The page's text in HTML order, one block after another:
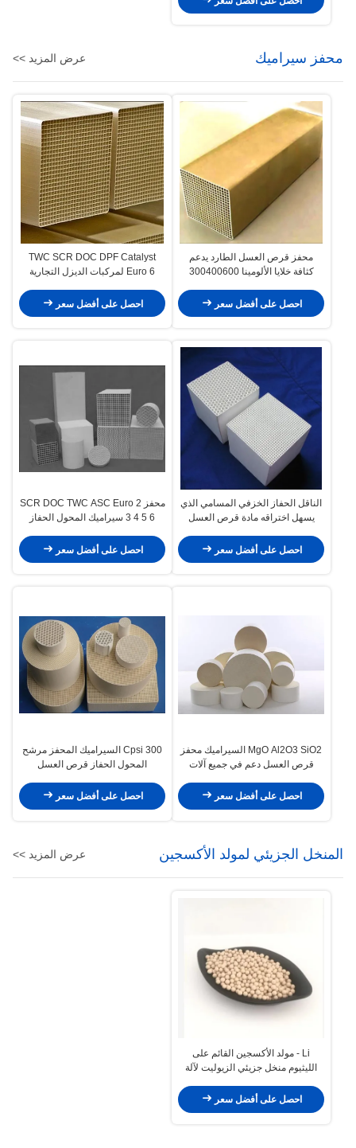
محفز سيراميك عرض المزيد >>
محفز قرص العسل الطارد يدعم
كثافة خلايا الألومينا 300400600
احصل على أفضل سعر
TWC SCR DOC DPF Catalyst
Euro 6 لمركبات الديزل التجارية
احصل على أفضل سعر
الناقل الحفاز الخزفي المسامي الذي
يسهل اختراقه مادة قرص العسل
احصل على أفضل سعر
محفز SCR DOC TWC ASC Euro 2
3 4 5 6 سيراميك المحول الحفاز
احصل على أفضل سعر
MgO Al2O3 SiO2 السيراميك محفز
قرص العسل دعم في جميع آلات
احصل على أفضل سعر
300 Cpsi السيراميك المحفز مرشح
المحول الحفاز قرص العسل
احصل على أفضل سعر
المنخل الجزيئي لمولد الأكسجين عرض المزيد >>
Li - مولد الأكسجين القائم على
الليثيوم منخل جزيئي الزيوليت لآلة
احصل على أفضل سعر